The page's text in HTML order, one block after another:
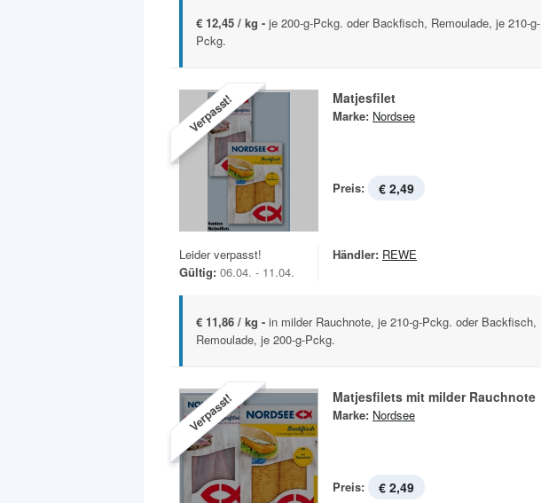
€ 12,45 / kg - je 200-g-Pckg. oder Backfisch, Remoulade, je 210-g-
Pckg.
Verpasst! Matjesfilet
Marke: Nordsee
Preis: € 2,49
Leider verpasst!
Gültig: 06.04. - 11.04.
Händler: REWE
€ 11,86 / kg - in milder Rauchnote, je 210-g-Pckg. oder Backfisch,
Remoulade, je 200-g-Pckg.
Verpasst! Matjesfilets mit milder Rauchnote
Marke: Nordsee
Preis: € 2,49